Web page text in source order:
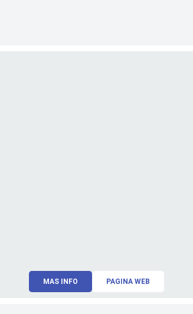
MAS INFO PAGINA WEB